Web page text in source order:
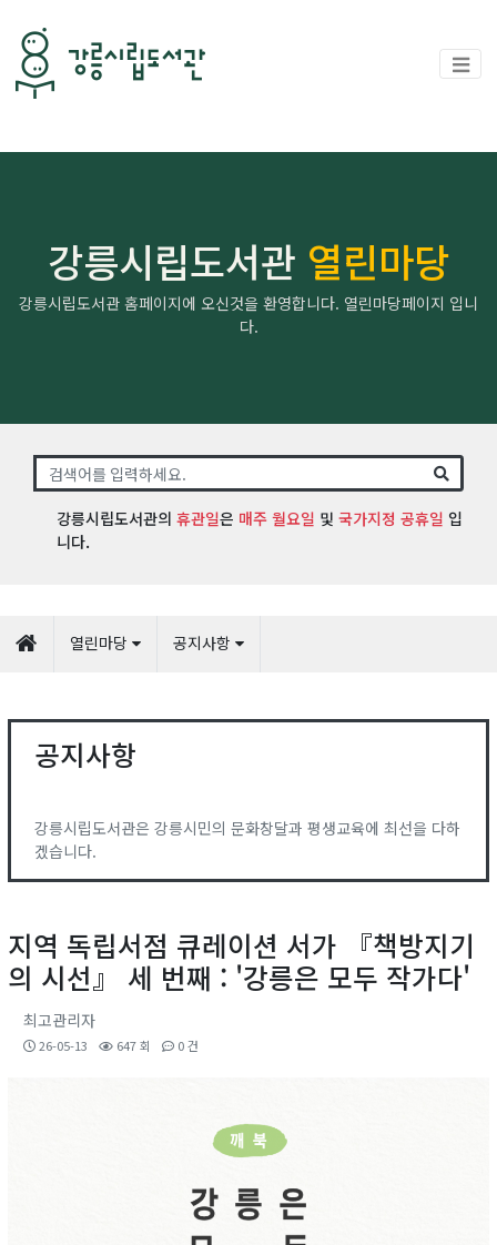
강릉시립도서관 열린마당
강릉시립도서관 홈페이지에 오신것을 환영합니다. 열린마당페이지 입니
다.
강릉시립도서관의 휴관일은 매주 월요일 및 국가지정 공휴일 입
니다.
열린마당 공지사항
공지사항
강릉시립도서관은 강릉시민의 문화창달과 평생교육에 최선을 다하
겠습니다.
지역 독립서점 큐레이션 서가 『책방지기
의 시선』 세 번째 : '강릉은 모두 작가다'
최고관리자
26-05-13 647 회 0 건